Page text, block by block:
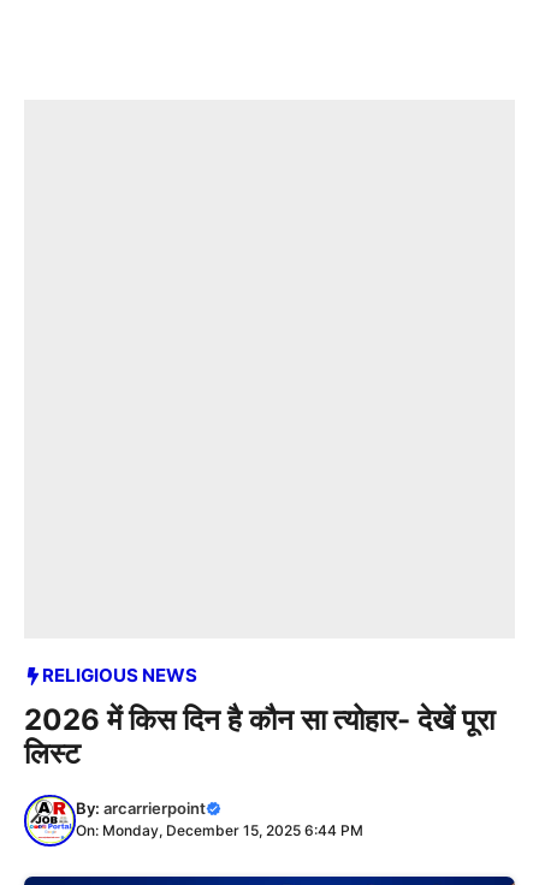
RELIGIOUS NEWS
2026 में किस दिन है कौन सा त्योहार- देखें पूरा
लिस्ट
By: arcarrierpoint
On: Monday, December 15, 2025 6:44 PM